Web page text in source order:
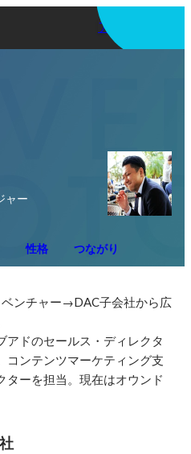
アプリを使う
ャー
性格 つながり
ンチャー→DAC子会社から広
アドのセールス・ディレクタ
コンテンツマーケティング支
ターを担当。現在はオウンド